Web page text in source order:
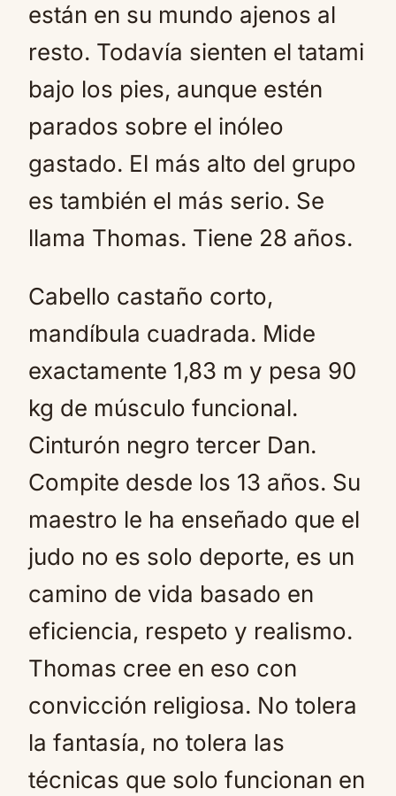
están en su mundo ajenos al
resto. Todavía sienten el tatami
bajo los pies, aunque estén
parados sobre el inóleo
gastado. El más alto del grupo
es también el más serio. Se
llama Thomas. Tiene 28 años.
Cabello castaño corto,
mandíbula cuadrada. Mide
exactamente 1,83 m y pesa 90
kg de músculo funcional.
Cinturón negro tercer Dan.
Compite desde los 13 años. Su
maestro le ha enseñado que el
judo no es solo deporte, es un
camino de vida basado en
eficiencia, respeto y realismo.
Thomas cree en eso con
convicción religiosa. No tolera
la fantasía, no tolera las
técnicas que solo funcionan en